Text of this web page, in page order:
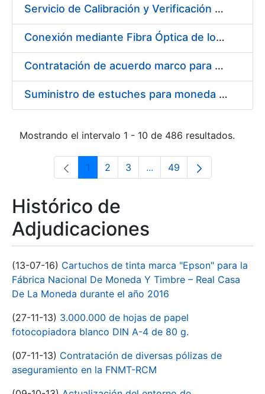
Servicio de Calibración y Verificación Externa de los Equipos de Medición del Servicio de Prevención de la FNMT-RCM
Conexión mediante Fibra Óptica de los Centros de Proceso de Datos (CPDs) de las sedes de la FNMT-RCM de Burgos y Madrid
Contratación de acuerdo marco para el Suministro de Material de Electricidad para la Fábrica Nacional de Moneda y Timbre-Real Casa de la Moneda en su centro de trabajo de Burgos
Suministro de estuches para moneda de 30 €
Mostrando el intervalo 1 - 10 de 486 resultados.
Página
1 Página
2 Página
3 ...Páginas intermedias Use
Página
49
Histórico de
Adjudicaciones
(13-07-16) Cartuchos de tinta marca "Epson" para la
Fábrica Nacional De Moneda Y Timbre – Real Casa
De La Moneda durante el año 2016
(27-11-13) 3.000.000 de hojas de papel
fotocopiadora blanco DIN A-4 de 80 g.
(07-11-13) Contratación de diversas pólizas de
aseguramiento en la FNMT-RCM